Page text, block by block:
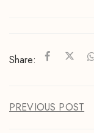
Share:
PREVIOUS POST